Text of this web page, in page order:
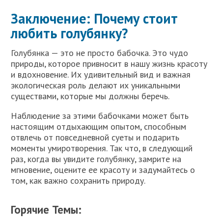
Заключение: Почему стоит
любить голубянку?
Голубянка — это не просто бабочка. Это чудо
природы, которое привносит в нашу жизнь красоту
и вдохновение. Их удивительный вид и важная
экологическая роль делают их уникальными
существами, которые мы должны беречь.
Наблюдение за этими бабочками может быть
настоящим отдыхающим опытом, способным
отвлечь от повседневной суеты и подарить
моменты умиротворения. Так что, в следующий
раз, когда вы увидите голубянку, замрите на
мгновение, оцените ее красоту и задумайтесь о
том, как важно сохранить природу.
Горячие Темы: